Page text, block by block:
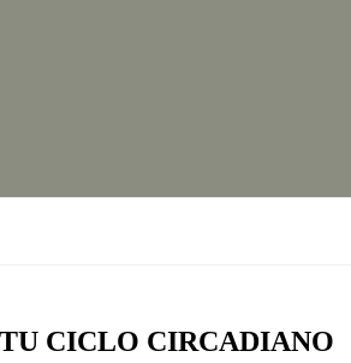
CICLO CIRCADIANO